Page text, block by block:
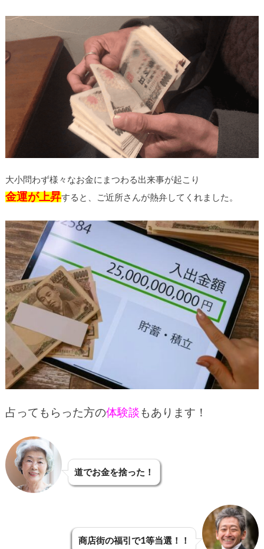
大小問わず様々なお金にまつわる出来事が起こり
金運が上昇すると、ご近所さんが熱弁してくれました。
占ってもらった方の体験談もあります！
道でお金を捨った！
商店街の福引で1等当選！！